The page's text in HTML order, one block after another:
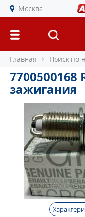
Москва
Главная Поиск по
7700500168
зажигания